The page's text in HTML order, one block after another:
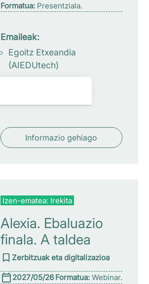
Formatua: Presentziala.
Emaileak:
Egoitz Etxeandia
(AIEDUtech)
Informazio gehiago
Izen-ematea: Irekita
Alexia. Ebaluazio
finala. A taldea
Zerbitzuak eta digitalizazioa
2027/05/26 Formatua:Webinar.